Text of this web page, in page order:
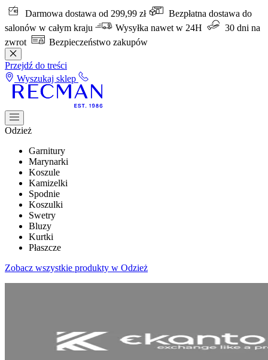
Darmowa dostawa od 299,99 zł
Bezpłatna dostawa do
salonów w całym kraju
Wysyłka nawet w 24H
30 dni na
zwrot
Bezpieczeństwo zakupów
Przejdź do treści
Wyszukaj sklep
Odzież
Garnitury
Marynarki
Koszule
Kamizelki
Spodnie
Koszulki
Swetry
Bluzy
Kurtki
Płaszcze
Zobacz wszystkie produkty w Odzież